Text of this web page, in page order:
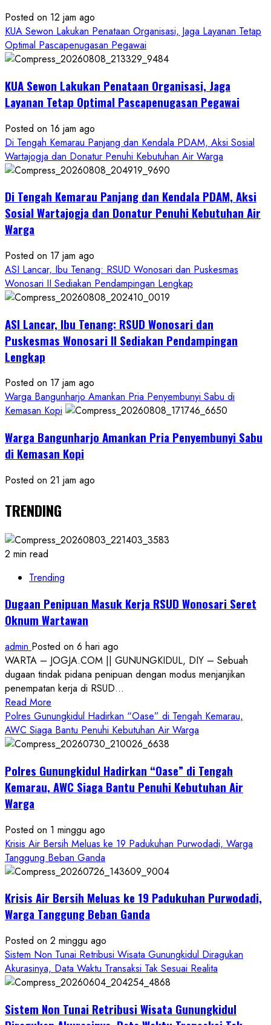
Posted on 12 jam ago
KUA Sewon Lakukan Penataan Organisasi, Jaga Layanan Tetap
Optimal Pascapenugasan Pegawai
KUA Sewon Lakukan Penataan Organisasi, Jaga
Layanan Tetap Optimal Pascapenugasan Pegawai
Posted on 16 jam ago
Di Tengah Kemarau Panjang dan Kendala PDAM, Aksi Sosial
Wartajogja dan Donatur Penuhi Kebutuhan Air Warga
Di Tengah Kemarau Panjang dan Kendala PDAM, Aksi
Sosial Wartajogja dan Donatur Penuhi Kebutuhan Air
Warga
Posted on 17 jam ago
ASI Lancar, Ibu Tenang: RSUD Wonosari dan Puskesmas
Wonosari II Sediakan Pendampingan Lengkap
ASI Lancar, Ibu Tenang: RSUD Wonosari dan
Puskesmas Wonosari II Sediakan Pendampingan
Lengkap
Posted on 17 jam ago
Warga Bangunharjo Amankan Pria Penyembunyi Sabu di
Kemasan Kopi
Warga Bangunharjo Amankan Pria Penyembunyi Sabu
di Kemasan Kopi
Posted on 21 jam ago
TRENDING
2 min read
Trending
Dugaan Penipuan Masuk Kerja RSUD Wonosari Seret
Oknum Wartawan
admin Posted on 6 hari ago
WARTA – JOGJA.COM || GUNUNGKIDUL, DIY – Sebuah
dugaan tindak pidana penipuan dengan modus menjanjikan
penempatan kerja di RSUD...
Read More
more
about
Dugaan
Masuk
Kerja
Seret
Oknum
Wartawan
Polres Gunungkidul Hadirkan “Oase” di Tengah Kemarau,
AWC Siaga Bantu Penuhi Kebutuhan Air Warga
Polres Gunungkidul Hadirkan “Oase” di Tengah
Kemarau, AWC Siaga Bantu Penuhi Kebutuhan Air
Warga
Posted on 1 minggu ago
Krisis Air Bersih Meluas ke 19 Padukuhan Purwodadi, Warga
Tanggung Beban Ganda
Krisis Air Bersih Meluas ke 19 Padukuhan Purwodadi,
Warga Tanggung Beban Ganda
Posted on 2 minggu ago
Sistem Non Tunai Retribusi Wisata Gunungkidul Diragukan
Akurasinya, Data Waktu Transaksi Tak Sesuai Realita
Sistem Non Tunai Retribusi Wisata Gunungkidul